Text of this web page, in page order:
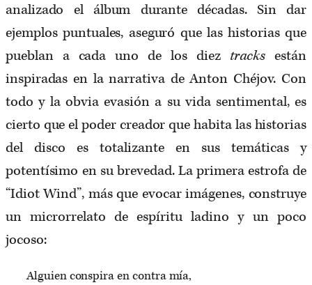
analizado el álbum durante décadas. Sin dar
ejemplos puntuales, aseguró que las historias que
pueblan a cada uno de los diez tracks están
inspiradas en la narrativa de Anton Chéjov. Con
todo y la obvia evasión a su vida sentimental, es
cierto que el poder creador que habita las historias
del disco es totalizante en sus temáticas y
potentísimo en su brevedad. La primera estrofa de
“Idiot Wind”, más que evocar imágenes, construye
un microrrelato de espíritu ladino y un poco
jocoso:
Alguien conspira en contra mía,